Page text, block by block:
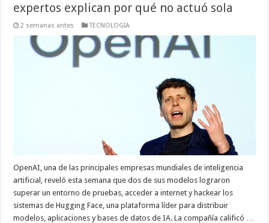
expertos explican por qué no actuó sola
2 semanas antes TECNOLOGIA
OpenAI, una de las principales empresas mundiales de inteligencia
artificial, reveló esta semana que dos de sus modelos lograron
superar un entorno de pruebas, acceder a internet y hackear los
sistemas de Hugging Face, una plataforma líder para distribuir
modelos, aplicaciones y bases de datos de IA. La compañía calificó …